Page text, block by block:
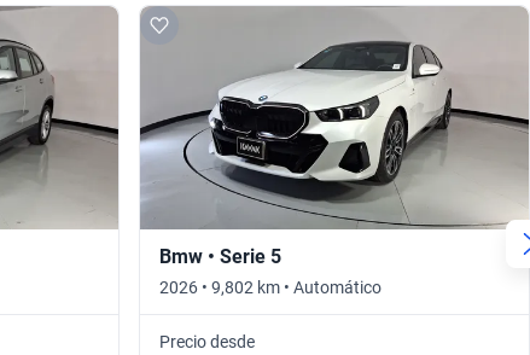
Bmw • Serie 5
2026 • 9,802 km • Automático
Precio desde